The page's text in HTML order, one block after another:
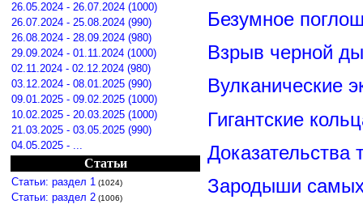
26.05.2024 - 26.07.2024 (1000)
26.07.2024 - 25.08.2024 (990)
26.08.2024 - 28.09.2024 (980)
29.09.2024 - 01.11.2024 (1000)
02.11.2024 - 02.12.2024 (980)
03.12.2024 - 08.01.2025 (990)
09.01.2025 - 09.02.2025 (1000)
10.02.2025 - 20.03.2025 (1000)
21.03.2025 - 03.05.2025 (990)
04.05.2025 - ...
Статьи
Статьи: раздел 1 (1024)
Статьи: раздел 2 (1006)
Безумное
Взрыв черной
Вулканические
Гигантские
Доказательства
Зародыши самых